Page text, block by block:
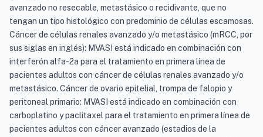
avanzado no resecable, metastásico o recidivante, que no
tengan un tipo histológico con predominio de células escamosas.
Cáncer de células renales avanzado y/o metastásico (mRCC, por
sus siglas en inglés): MVASI está indicado en combinación con
interferón alfa-2a para el tratamiento en primera línea de
pacientes adultos con cáncer de células renales avanzado y/o
metastásico. Cáncer de ovario epitelial, trompa de falopio y
peritoneal primario: MVASI está indicado en combinación con
carboplatino y paclitaxel para el tratamiento en primera línea de
pacientes adultos con cáncer avanzado (estadios de la